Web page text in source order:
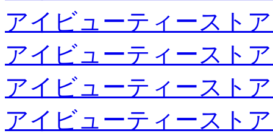
アイビューティースト
アイビューティースト
アイビューティースト
アイビューティースト